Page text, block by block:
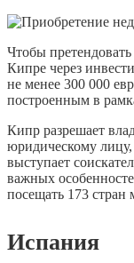
Чтобы
Кипре через
не менее 300 000
построенным в
Кипр разрешает
юридическому лицу,
выступает
важных
посещать 173 стран
Испания